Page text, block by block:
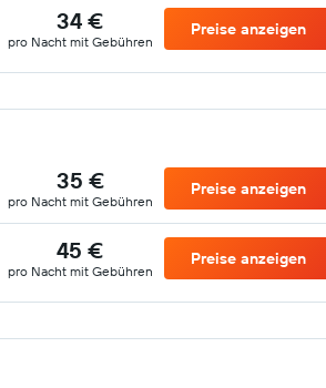
34 €
pro Nacht mit Gebühren
Preise anzeigen
35 €
pro Nacht mit Gebühren
Preise anzeigen
45 €
pro Nacht mit Gebühren
Preise anzeigen